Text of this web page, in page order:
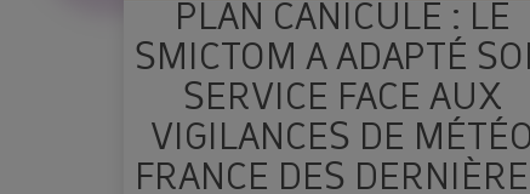
PLAN CANICULE : LE
SMICTOM A ADAPTÉ
SERVICE FACE AUX
VIGILANCES DE
FRANCE DES